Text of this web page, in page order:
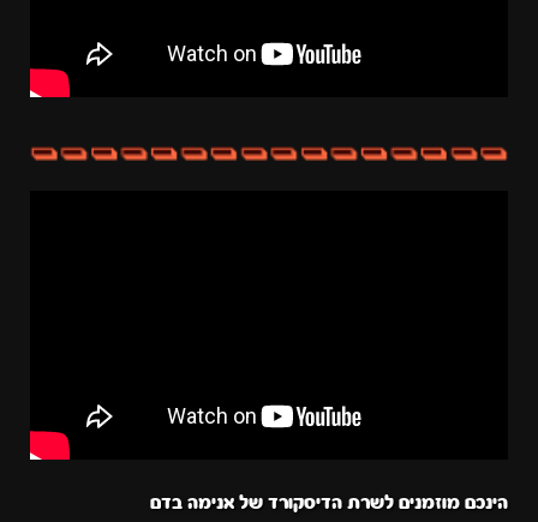
הינכם מוזמנים לשרת הדיסקורד של אנימה בדם